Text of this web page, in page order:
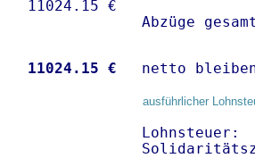
Abzüge
11024.15 € netto
ausführlicher